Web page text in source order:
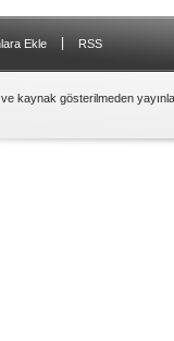
Ekle RSS
kaynak gösterilmeden